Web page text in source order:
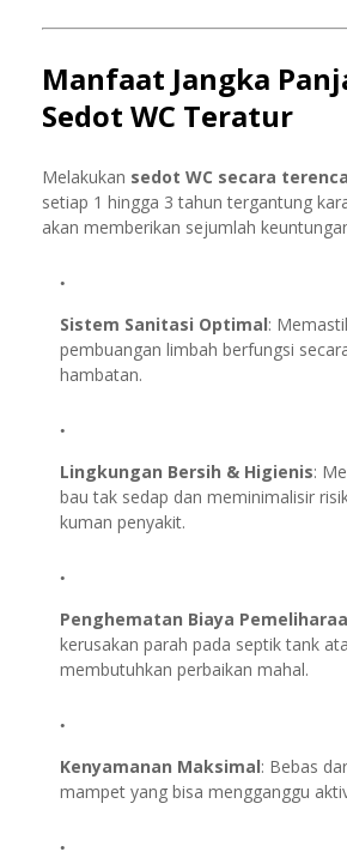
Manfaat Jangka
Sedot WC Teratur
Melakukan sedot WC secara
setiap 1 hingga 3 tahun tergantung
akan memberikan sejumlah
Sistem Sanitasi Optimal:
pembuangan limbah berfungsi
hambatan.
Lingkungan Bersih & Higienis:
bau tak sedap dan meminimalisir
kuman penyakit.
Penghematan Biaya
kerusakan parah pada septik tank
membutuhkan perbaikan mahal.
Kenyamanan Maksimal: Bebas
mampet yang bisa mengganggu